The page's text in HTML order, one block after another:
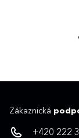
Zákaznická
+420 222